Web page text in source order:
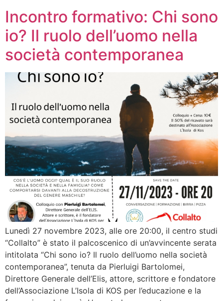
Incontro formativo: Chi sono
io? Il ruolo dell’uomo nella
società contemporanea
Lunedì 27 novembre 2023, alle ore 20:00, il centro studi
“Collalto” è stato il palcoscenico di un’avvincente serata
intitolata “Chi sono io? Il ruolo dell’uomo nella società
contemporanea”, tenuta da Pierluigi Bartolomei,
Direttore Generale dell’Elis, attore, scrittore e fondatore
dell’Associazione L’Isola di KOS per l’educazione e la